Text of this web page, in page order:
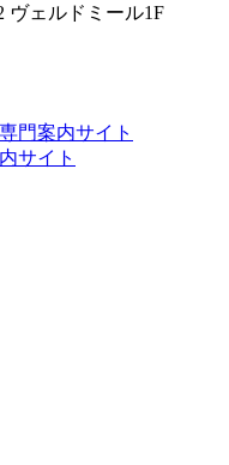
ヴェルドミール1F